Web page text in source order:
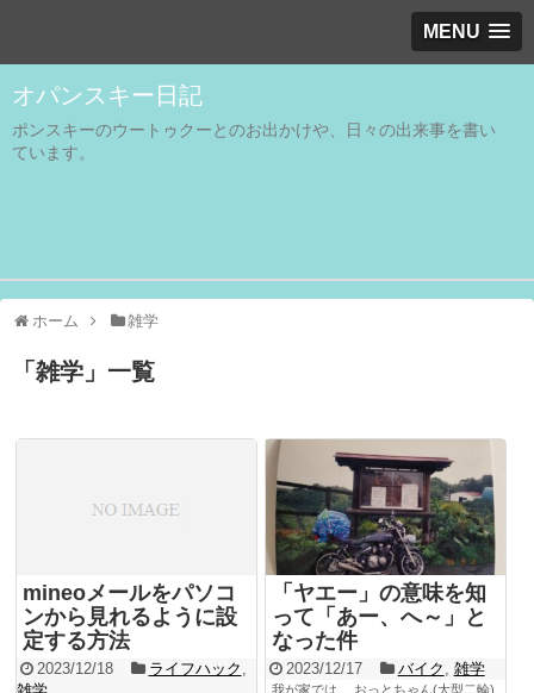
MENU
オパンスキー日記
ポンスキーのウートゥクーとのお出かけや、日々の出来事を書い
ています。
ホーム 雑学
「 雑学 」 一覧
mineoメールをパソコ
ンから見れるように設
定する方法
2023/12/18 ライフハック
「ヤエー」の意味を知
って「あー、へ～」と
なった件
2023/12/17 バイク 雑学
我が家では、 おっとちゃん(大型二輪)